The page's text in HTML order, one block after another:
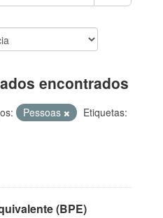
encontrados
Pessoas
Etiquetas:
(BPE)